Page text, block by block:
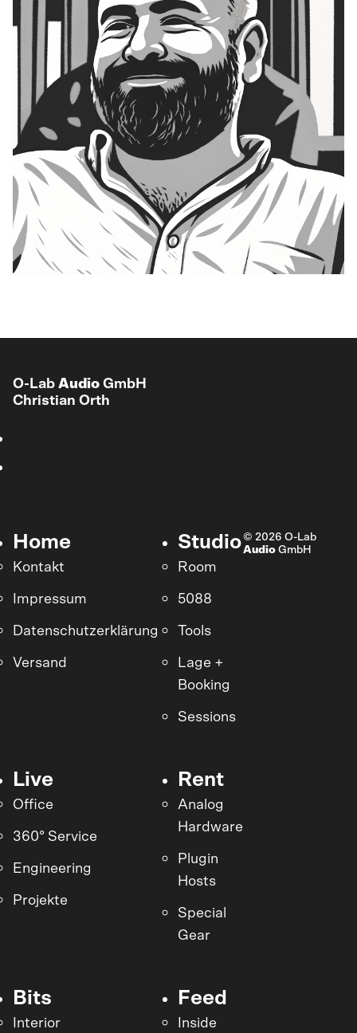
O-Lab Audio GmbH
Christian Orth
Home
Kontakt
Impressum
Datenschutzerklärung
Versand
Studio
Room
5088
Tools
Lage +
Booking
Sessions
Live
Office
360° Service
Engineering
Projekte
Rent
Analog
Hardware
Plugin
Hosts
Special
Gear
Bits
Interior
Feed
Inside
© 2026 O-Lab
Audio GmbH